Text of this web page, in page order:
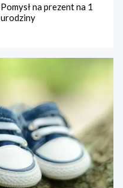
Pomysł na prezent na 1
urodziny